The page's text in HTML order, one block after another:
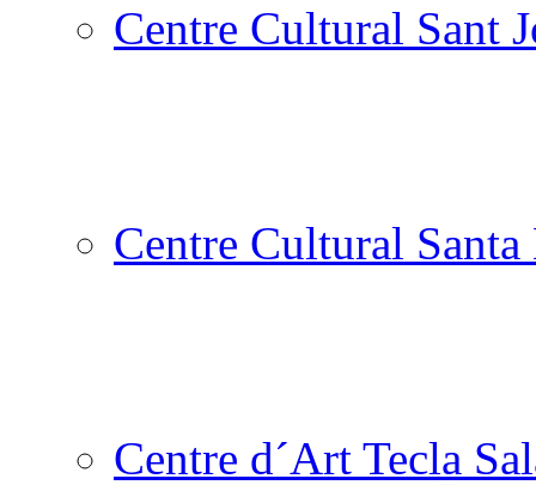
Centre Cultural Sant
Centre Cultural
Centre d´Art Tecla